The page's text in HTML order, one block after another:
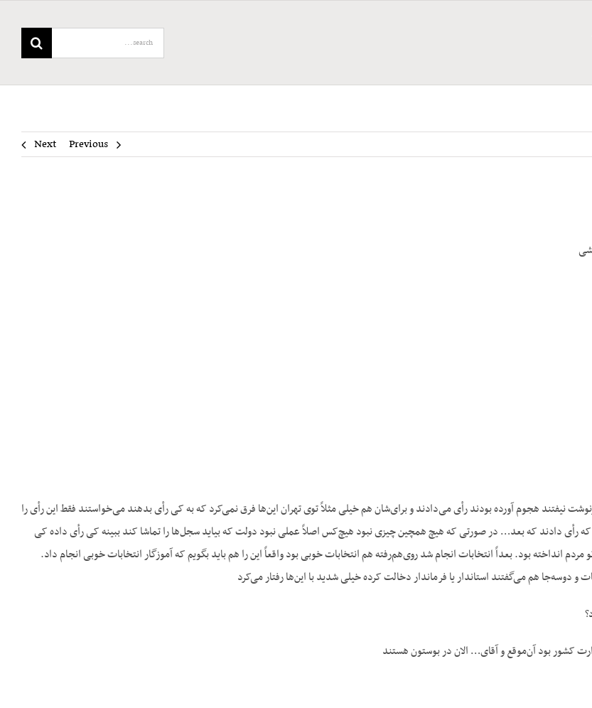
Search
for:
Previous
Next
نیفتند هجوم آورده بودند رأی می‌دادند و برای‌شان هم خیلی مثلاً توی تهران این‌ها فرق نمی‌کرد که به کی رأی بدهند می‌خواستند فقط این رأی را
رأی دادند که بعد… در صورتی که هیچ همچین چیزی نبود هیچ‌کس اصلاً عملی نبود دولت که بیاید سجل‌ها را تماشا کند ببینه کی رأی داده کی
انداخته بود. بعداً انتخابات انجام شد روی‌هم‌رفته هم انتخابات خوبی بود واقعاً این را هم باید بگویم که آموزگار انتخابات خوبی انجام داد.
دوسه‌جا هم می‌گفتند استاندار یا فرماندار دخالت کرده خیلی شدید با این‌ها رفتار می‌کرد
کشور بود آن‌موقع و آقای… الان در بوستون هستند